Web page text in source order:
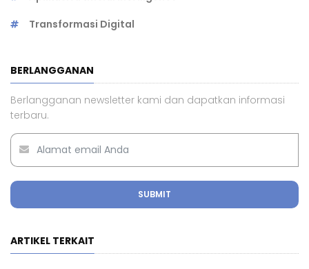
Transformasi Digital
BERLANGGANAN
Berlangganan newsletter kami dan dapatkan informasi
terbaru.
SUBMIT
ARTIKEL TERKAIT